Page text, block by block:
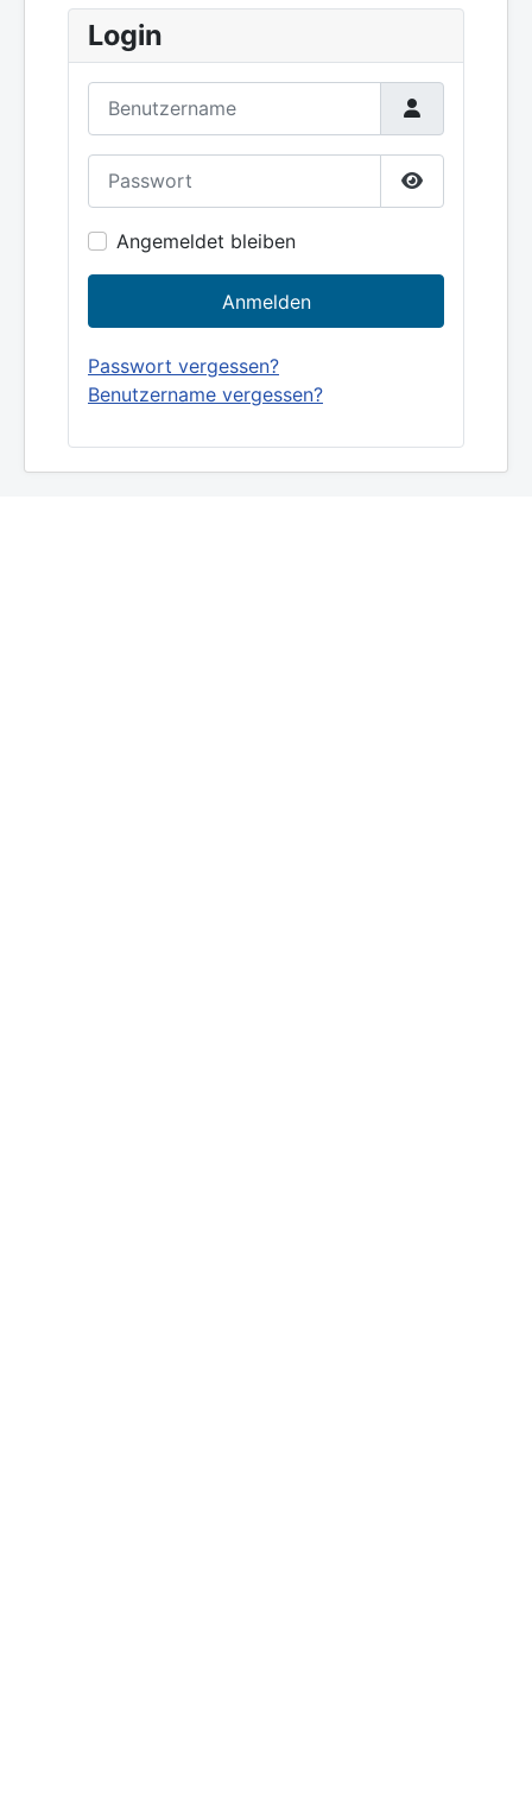
Login
Show
Angemeldet bleiben
Anmelden
Passwort vergessen?
Benutzername vergessen?